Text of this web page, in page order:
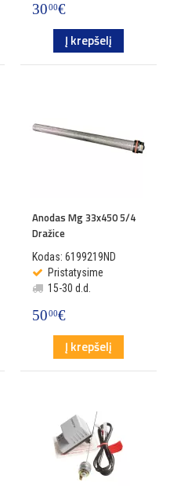
3000€
Į krepšelį
Anodas Mg 33x450 5/4
Dražice
Kodas: 6199219ND
Pristatysime
15-30 d.d.
5000€
Į krepšelį